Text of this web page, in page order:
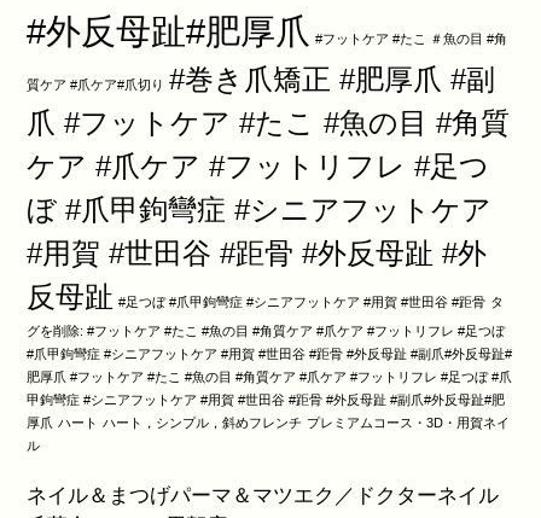
#外反母趾#肥厚爪 #フットケア #たこ ＃魚の目 #角
質ケア #爪ケア#爪切り #巻き爪矯正 #肥厚爪 #副
爪 #フットケア #たこ #魚の目 #角質
ケア #爪ケア #フットリフレ #足つ
ぼ #爪甲鉤彎症 #シニアフットケア
#用賀 #世田谷 #距骨 #外反母趾 #外
反母趾 #足つぼ #爪甲鉤彎症 #シニアフットケア #用賀 #世田谷 #距骨 タ
グを削除: #フットケア #たこ #魚の目 #角質ケア #爪ケア #フットリフレ #足つぼ
#爪甲鉤彎症 #シニアフットケア #用賀 #世田谷 #距骨 #外反母趾 #副爪#外反母趾#
肥厚爪 #フットケア #たこ #魚の目 #角質ケア #爪ケア #フットリフレ #足つぼ #爪
甲鉤彎症 #シニアフットケア #用賀 #世田谷 #距骨 #外反母趾 #副爪#外反母趾#肥
厚爪 ハート ハート，シンプル，斜めフレンチ プレミアムコース・3D・用賀ネイ
ル
ネイル＆まつげパーマ＆マツエク／ドクターネイル